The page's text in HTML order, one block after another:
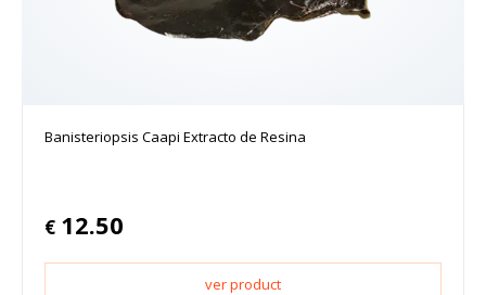
Banisteriopsis Caapi Extracto de Resina
€ 12.50
ver product